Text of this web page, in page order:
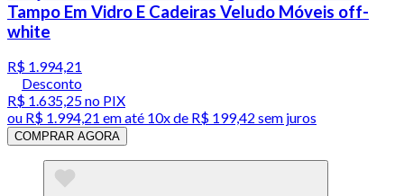
Tampo Em Vidro E Cadeiras Veludo Móveis off-
white
R$ 1.994,21
Desconto
R$ 1.635,25no PIX
ou R$ 1.994,21 em até 10x de R$ 199,42 sem juros
COMPRAR AGORA